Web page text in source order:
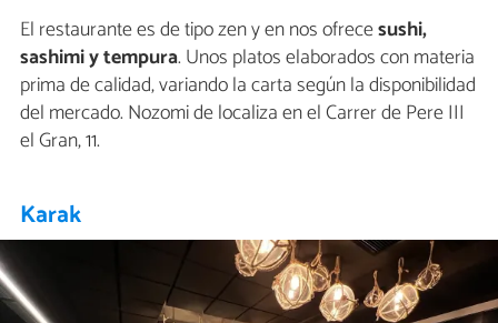
El restaurante es de tipo zen y en nos ofrecesushi,
sashimi y tempura. Unos platos elaborados con materia
prima de calidad, variando la carta según la disponibilidad
del mercado. Nozomi de localiza en el Carrer de Pere III
el Gran, 11.
Karak